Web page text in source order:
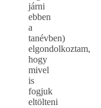
járni
ebben
a
tanévben)
elgondolkoztam,
hogy
mivel
is
fogjuk
eltölteni